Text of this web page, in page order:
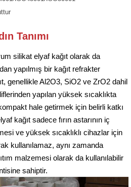
Tanımı
silikat elyaf kağıt olarak da
yapılmış bir kağıt refrakter
genellikle Al2O3, SiO2 ve ZrO2 dahil
yapılan yüksek sıcaklıkta
hale getirmek için belirli katkı
kağıt sadece fırın astarının iç
ve yüksek sıcaklıklı cihazlar için
kullanılamaz, aynı zamanda
malzemesi olarak da kullanılabilir
sahiptir.